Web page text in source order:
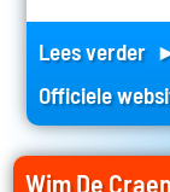
Lees verder
Officiele
Wim De